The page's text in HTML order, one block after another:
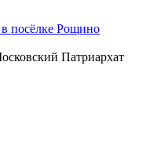
посёлке Рощино
Патриархат